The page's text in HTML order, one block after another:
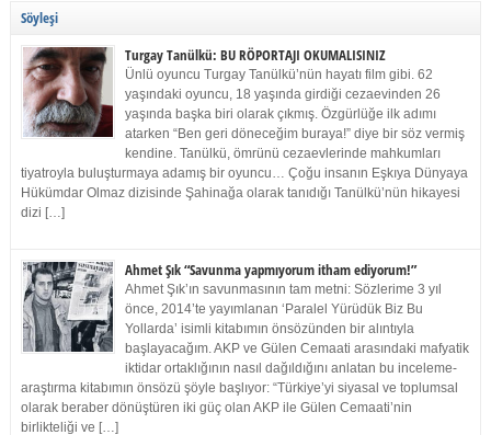
Söyleşi
Turgay Tanülkü: BU RÖPORTAJI OKUMALISINIZ
Ünlü oyuncu Turgay Tanülkü’nün hayatı film gibi. 62
yaşındaki oyuncu, 18 yaşında girdiği cezaevinden 26
yaşında başka biri olarak çıkmış. Özgürlüğe ilk adımı
atarken “Ben geri döneceğim buraya!” diye bir söz vermiş
kendine. Tanülkü, ömrünü cezaevlerinde mahkumları
tiyatroyla buluşturmaya adamış bir oyuncu… Çoğu insanın Eşkıya Dünyaya
Hükümdar Olmaz dizisinde Şahinağa olarak tanıdığı Tanülkü’nün hikayesi
dizi […]
Ahmet Şık “Savunma yapmıyorum itham ediyorum!”
Ahmet Şık’ın savunmasının tam metni: Sözlerime 3 yıl
önce, 2014’te yayımlanan ‘Paralel Yürüdük Biz Bu
Yollarda’ isimli kitabımın önsözünden bir alıntıyla
başlayacağım. AKP ve Gülen Cemaati arasındaki mafyatik
iktidar ortaklığının nasıl dağıldığını anlatan bu inceleme-
araştırma kitabımın önsözü şöyle başlıyor: “Türkiye’yi siyasal ve toplumsal
olarak beraber dönüştüren iki güç olan AKP ile Gülen Cemaati’nin
birlikteliği ve […]